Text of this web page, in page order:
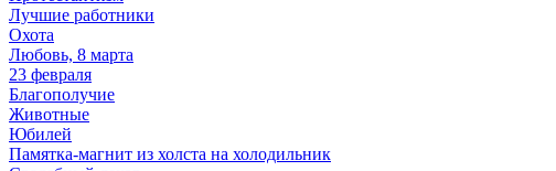
Лучшие работники
Охота
Любовь, 8 марта
23 февраля
Благополучие
Животные
Юбилей
Памятка-магнит из холста на холодильник